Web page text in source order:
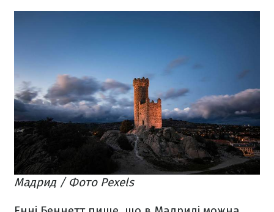
Мадрид / Фото Pexels